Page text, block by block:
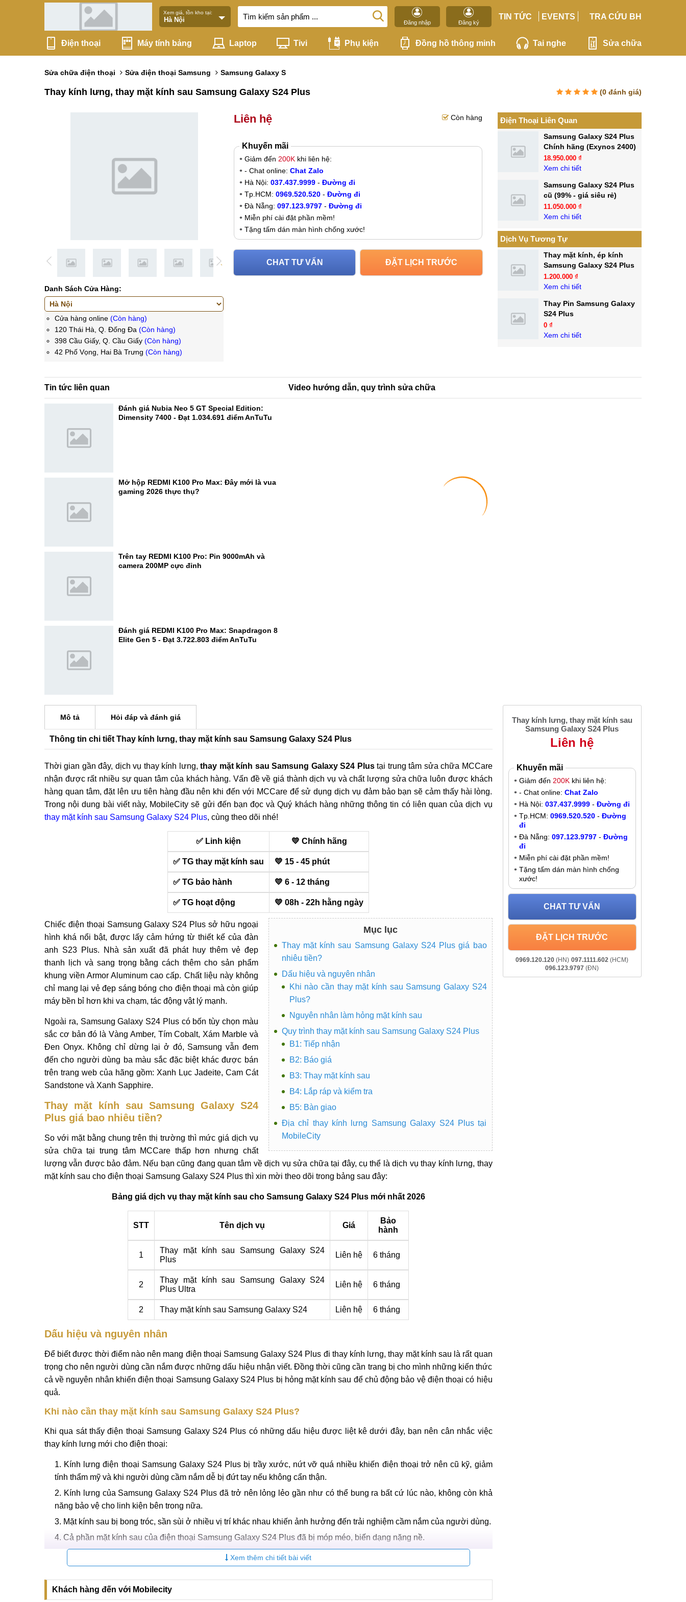
Xem giá, tồn kho tại:
Đăng nhập Đăng ký
TIN TỨC EVENTS TRA CỨU BH
Điện thoại Máy tính bảng Laptop Tivi Phụ kiện Đồng hồ thông minh Tai nghe Sửa chữa
Sửa chữa điện thoại Sửa điện thoại Samsung Samsung Galaxy S
Thay kính lưng, thay mặt kính sau Samsung Galaxy S24 Plus (0 đánh giá)
Danh Sách Cửa Hàng:
Cửa hàng online (Còn hàng)
120 Thái Hà, Q. Đống Đa (Còn hàng)
398 Cầu Giấy, Q. Cầu Giấy (Còn hàng)
42 Phố Vọng, Hai Bà Trưng (Còn hàng)
Liên hệ Còn hàng
Khuyến mãi
Giảm đến 200K khi liên hệ:
- Chat online: Chat Zalo
Hà Nội: 037.437.9999 - Đường đi
Tp.HCM: 0969.520.520 - Đường đi
Đà Nẵng: 097.123.9797 - Đường đi
Miễn phí cài đặt phần mềm!
Tặng tấm dán màn hình chống xước!
CHAT TƯ VẤN ĐẶT LỊCH TRƯỚC
Điện Thoại Liên Quan
Samsung Galaxy S24 Plus
Chính hãng (Exynos 2400)
18.950.000 ₫
Xem chi tiết
Samsung Galaxy S24 Plus
cũ (99% - giá siêu rẻ)
11.050.000 ₫
Xem chi tiết
Dịch Vụ Tương Tự
Thay mặt kính, ép kính
Samsung Galaxy S24 Plus
1.200.000 ₫
Xem chi tiết
Thay Pin Samsung Galaxy
S24 Plus
0 ₫
Xem chi tiết
Tin tức liên quan
Đánh giá Nubia Neo 5 GT Special Edition:
Dimensity 7400 - Đạt 1.034.691 điểm AnTuTu
Mở hộp REDMI K100 Pro Max: Đây mới là vua
gaming 2026 thực thụ?
Trên tay REDMI K100 Pro: Pin 9000mAh và
camera 200MP cực đỉnh
Đánh giá REDMI K100 Pro Max: Snapdragon 8
Elite Gen 5 - Đạt 3.722.803 điểm AnTuTu
Video hướng dẫn, quy trình sửa chữa
Mô tả Hỏi đáp và đánh giá
Thông tin chi tiết Thay kính lưng, thay mặt kính sau Samsung Galaxy S24 Plus
Thời gian gần đây, dịch vụ thay kính lưng,thay mặt kính sau Samsung Galaxy S24 Plustại trung tâm sửa chữa MCCare
nhận được rất nhiều sự quan tâm của khách hàng. Vấn đề về giá thành dịch vụ và chất lượng sửa chữa luôn được khách
hàng quan tâm, đặt lên ưu tiên hàng đầu nên khi đến với MCCare để sử dụng dịch vụ đảm bảo bạn sẽ cảm thấy hài lòng.
Trong nội dung bài viết này, MobileCity sẽ gửi đến bạn đọc và Quý khách hàng những thông tin có liên quan của dịch vụ
thay mặt kính sau Samsung Galaxy S24 Plus, cùng theo dõi nhé!
✅ Linh kiện 💛 Chính hãng
✅ TG thay mặt kính sau 💛 15 - 45 phút
✅ TG bảo hành 💛 6 - 12 tháng
✅ TG hoạt động 💛 08h - 22h hằng ngày
Mục lục
Thay mặt kính sau Samsung Galaxy S24 Plus giá bao
nhiêu tiền?
Dấu hiệu và nguyên nhân
Khi nào cần thay mặt kính sau Samsung Galaxy S24
Plus?
Nguyên nhân làm hỏng mặt kính sau
Quy trình thay mặt kính sau Samsung Galaxy S24 Plus
B1: Tiếp nhận
B2: Báo giá
B3: Thay mặt kính sau
B4: Lắp ráp và kiểm tra
B5: Bàn giao
Địa chỉ thay kính lưng Samsung Galaxy S24 Plus tại
MobileCity
Chiếc điện thoại Samsung Galaxy S24 Plus sở hữu ngoại
hình khá nổi bật, được lấy cảm hứng từ thiết kế của đàn
anh S23 Plus. Nhà sản xuất đã phát huy thêm vẻ đẹp
thanh lịch và sang trọng bằng cách thêm cho sản phẩm
khung viền Armor Aluminum cao cấp. Chất liệu này không
chỉ mang lại vẻ đẹp sáng bóng cho điện thoại mà còn giúp
máy bền bỉ hơn khi va chạm, tác động vật lý mạnh.
Ngoài ra, Samsung Galaxy S24 Plus có bốn tùy chọn màu
sắc cơ bản đó là Vàng Amber, Tím Cobalt, Xám Marble và
Đen Onyx. Không chỉ dừng lại ở đó, Samsung vẫn đem
đến cho người dùng ba màu sắc đặc biệt khác được bán
trên trang web của hãng gồm: Xanh Lục Jadeite, Cam Cát
Sandstone và Xanh Sapphire.
Thay mặt kính sau Samsung Galaxy S24
Plus giá bao nhiêu tiền?
So với mặt bằng chung trên thị trường thì mức giá dịch vụ
sửa chữa tại trung tâm MCCare thấp hơn nhưng chất
lượng vẫn được bảo đảm. Nếu bạn cũng đang quan tâm về dịch vụ sửa chữa tại đây, cụ thể là dịch vụ thay kính lưng, thay
mặt kính sau cho điện thoại Samsung Galaxy S24 Plus thì xin mời theo dõi trong bảng sau đây:
Bảng giá dịch vụ thay mặt kính sau cho Samsung Galaxy S24 Plus mới nhất 2026
STT Tên dịch vụ Giá
Bảo
hành
1
Thay mặt kính sau Samsung Galaxy S24
Plus
Liên hệ 6 tháng
2
Thay mặt kính sau Samsung Galaxy S24
Plus Ultra
Liên hệ 6 tháng
2 Thay mặt kính sau Samsung Galaxy S24 Liên hệ 6 tháng
Dấu hiệu và nguyên nhân
Để biết được thời điểm nào nên mang điện thoại Samsung Galaxy S24 Plus đi thay kính lưng, thay mặt kính sau là rất quan
trọng cho nên người dùng cần nắm được những dấu hiệu nhận viết. Đồng thời cũng cần trang bị cho mình những kiến thức
cả về nguyên nhân khiến điện thoại Samsung Galaxy S24 Plus bị hỏng mặt kính sau để chủ động bảo vệ điện thoại có hiệu
quả.
Khi nào cần thay mặt kính sau Samsung Galaxy S24 Plus?
Khi qua sát thấy điện thoại Samsung Galaxy S24 Plus có những dấu hiệu được liệt kê dưới đây, bạn nên cân nhắc việc
thay kính lưng mới cho điện thoại:
Kính lưng điện thoại Samsung Galaxy S24 Plus bị trầy xước, nứt vỡ quá nhiều khiến điện thoại trở nên cũ kỹ, giảm
tính thẩm mỹ và khi người dùng cầm nắm dễ bị đứt tay nếu không cẩn thận.
Kính lưng của Samsung Galaxy S24 Plus đã trở nên lỏng lẻo gần như có thể bung ra bất cứ lúc nào, không còn khả
năng bảo vệ cho linh kiện bên trong nữa.
Mặt kính sau bị bong tróc, sần sùi ở nhiều vị trí khác nhau khiến ảnh hưởng đến trải nghiệm cầm nắm của người dùng.
Cả phần mặt kính sau của điện thoại Samsung Galaxy S24 Plus đã bị móp méo, biến dạng nặng nề.
Xem thêm chi tiết bài viết
Khách hàng đến với Mobilecity
Thay kính lưng, thay mặt kính sau
Samsung Galaxy S24 Plus
Liên hệ
Khuyến mãi
Giảm đến 200Kkhi liên hệ:
- Chat online: Chat Zalo
Hà Nội: 037.437.9999- Đường đi
Tp.HCM: 0969.520.520- Đường
đi
Đà Nẵng: 097.123.9797- Đường
đi
Miễn phí cài đặt phần mềm!
Tặng tấm dán màn hình chống
xước!
CHAT TƯ VẤN
ĐẶT LỊCH TRƯỚC
0969.120.120 (HN) 097.1111.602 (HCM)
096.123.9797 (ĐN)